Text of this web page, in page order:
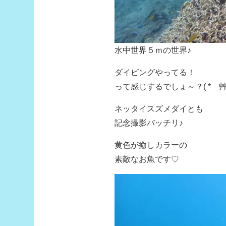
水中世界５ｍの世界♪
ダイビングやってる！
って感じするでしょ～？( *´
ネッタイスズメダイとも
記念撮影バッチリ♪
黄色が癒しカラーの
素敵なお魚です♡